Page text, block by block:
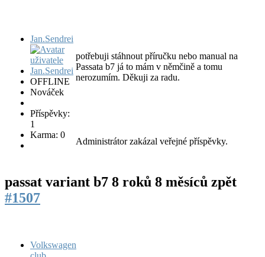
Jan.Sendrei
OFFLINE
Nováček
Příspěvky:
1
Karma: 0
potřebuji stáhnout příručku nebo manual na
Passata b7 já to mám v němčině a tomu
nerozumím. Děkuji za radu.
Administrátor zakázal veřejné příspěvky.
passat variant b7 8 roků 8 měsíců zpět
#1507
Volkswagen